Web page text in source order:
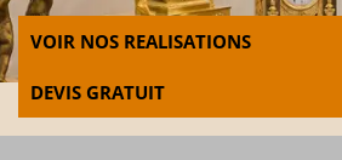
VOIR NOS REALISATIONS
DEVIS GRATUIT